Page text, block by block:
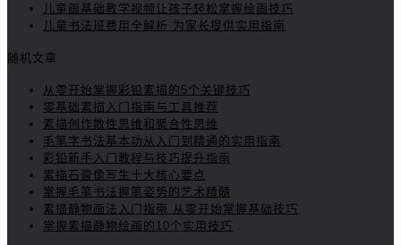
儿童画基础教学视频让孩子轻松掌握绘画技巧
儿童书法班费用全解析 为家长提供实用指南
随机文章
从零开始掌握彩铅素描的5个关键技巧
零基础素描入门指南与工具推荐
素描创作散性思维和聚合性思维
毛笔字书法基本功从入门到精通的实用指南
彩铅新手入门教程与技巧提升指南
素描石膏像写生十大核心要点
掌握毛笔书法握笔姿势的艺术精髓
素描静物画法入门指南 从零开始掌握基础技巧
掌握素描静物绘画的10个实用技巧